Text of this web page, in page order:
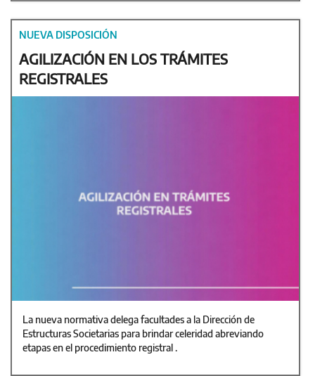
NUEVA DISPOSICIÓN
AGILIZACIÓN EN LOS TRÁMITES
REGISTRALES
La nueva normativa delega facultades a la Dirección de
Estructuras Societarias para brindar celeridad abreviando
etapas en el procedimiento registral .